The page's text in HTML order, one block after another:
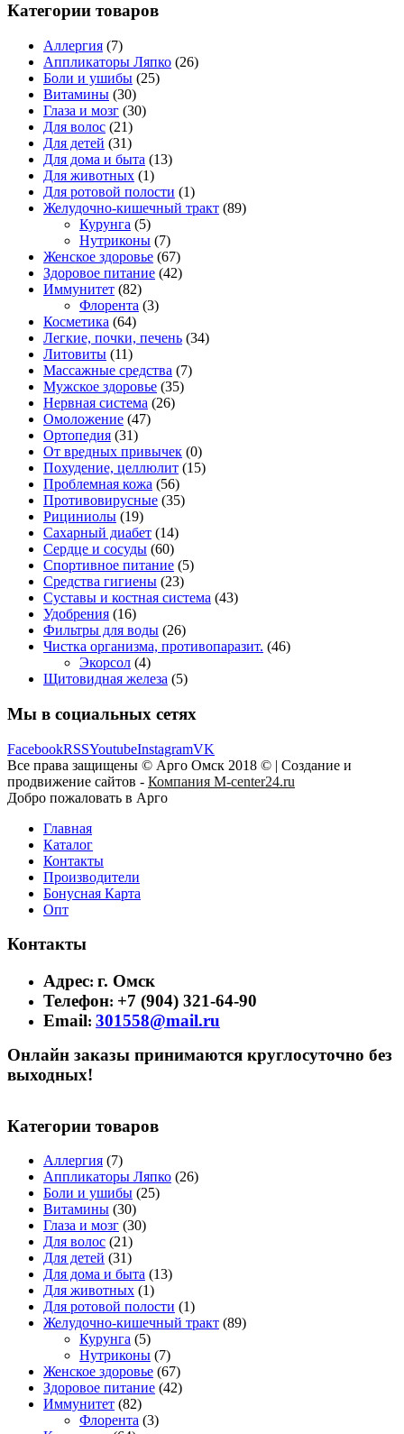
Категории товаров
Аллергия (7)
Аппликаторы Ляпко (26)
Боли и ушибы (25)
Витамины (30)
Глаза и мозг (30)
Для волос (21)
Для детей (31)
Для дома и быта (13)
Для животных (1)
Для ротовой полости (1)
Желудочно-кишечный тракт (89)
Курунга (5)
Нутриконы (7)
Женское здоровье (67)
Здоровое питание (42)
Иммунитет (82)
Флорента (3)
Косметика (64)
Легкие, почки, печень (34)
Литовиты (11)
Массажные средства (7)
Мужское здоровье (35)
Нервная система (26)
Омоложение (47)
Ортопедия (31)
От вредных привычек (0)
Похудение, целлюлит (15)
Проблемная кожа (56)
Противовирусные (35)
Рициниолы (19)
Сахарный диабет (14)
Сердце и сосуды (60)
Спортивное питание (5)
Средства гигиены (23)
Суставы и костная система (43)
Удобрения (16)
Фильтры для воды (26)
Чистка организма, противопаразит. (46)
Экорсол (4)
Щитовидная железа (5)
Мы в социальных сетях
FacebookRSSYoutubeInstagramVK
Все права защищены © Арго Омск 2018 © | Создание и
продвижение сайтов - Компания M-center24.ru
Добро пожаловать в Арго
Главная
Каталог
Контакты
Производители
Бонусная Карта
Опт
Контакты
Адрес: г. Омск
Телефон: +7 (904) 321-64-90
Email: 301558@mail.ru
Онлайн заказы принимаются круглосуточно без
выходных!
Категории товаров
Аллергия (7)
Аппликаторы Ляпко (26)
Боли и ушибы (25)
Витамины (30)
Глаза и мозг (30)
Для волос (21)
Для детей (31)
Для дома и быта (13)
Для животных (1)
Для ротовой полости (1)
Желудочно-кишечный тракт (89)
Курунга (5)
Нутриконы (7)
Женское здоровье (67)
Здоровое питание (42)
Иммунитет (82)
Флорента (3)